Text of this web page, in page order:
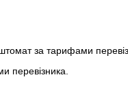
за тарифами
перевізника.